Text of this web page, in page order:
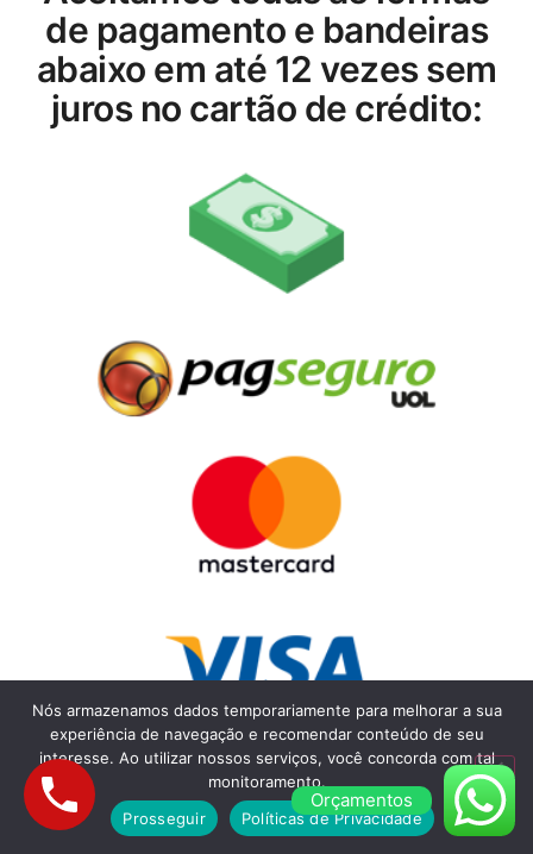
de pagamento e bandeiras
abaixo em até 12 vezes sem
juros no cartão de crédito:
Orçamentos
Nós armazenamos dados temporariamente para melhorar a sua
experiência de navegação e recomendar conteúdo de seu
interesse. Ao utilizar nossos serviços, você concorda com tal
monitoramento.
Prosseguir
Políticas de Privacidade